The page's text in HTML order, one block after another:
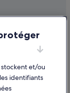
et/ou
identifiants